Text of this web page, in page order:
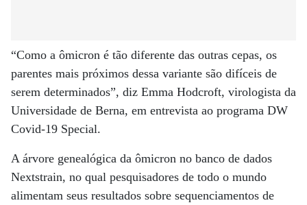
“Como a ômicron é tão diferente das outras cepas, os
parentes mais próximos dessa variante são difíceis de
serem determinados”, diz Emma Hodcroft, virologista da
Universidade de Berna, em entrevista ao programa DW
Covid-19 Special.
A árvore genealógica da ômicron no banco de dados
Nextstrain, no qual pesquisadores de todo o mundo
alimentam seus resultados sobre sequenciamentos de